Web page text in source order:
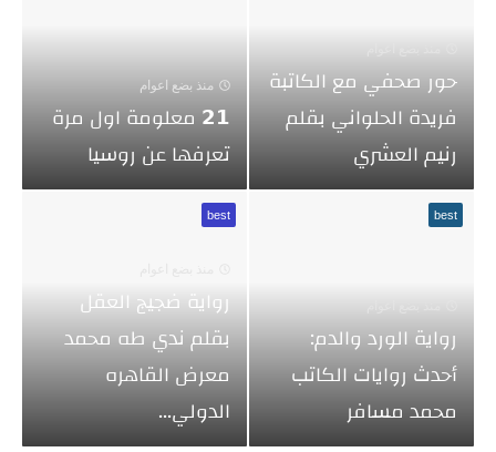
حور صحفي مع الكاتبة
فريدة الحلواني بقلم
رنيم العشري
منذ بضع اعوام
𝟮𝟭 معلومة اول مرة
تعرفها عن روسيا
best
رواية الورد والدم:
أحدث روايات الكاتب
محمد مسافر
best
رواية ضجيج العقل
بقلم ندي طه محمد
معرض القاهره
الدولي...